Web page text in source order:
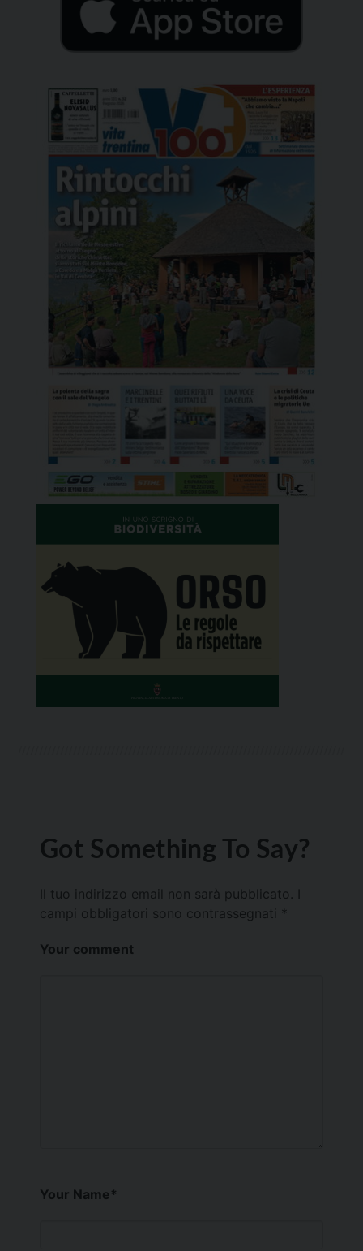
Got Something To Say?
Il tuo indirizzo email non sarà pubblicato.
campi obbligatori sono contrassegnati *
Your comment
Your Name*